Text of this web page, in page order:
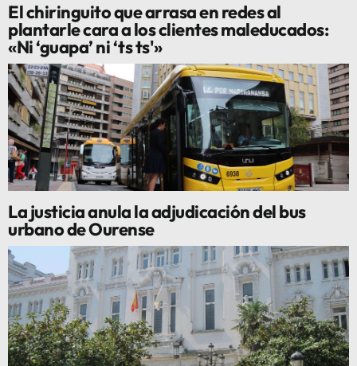
El chiringuito que arrasa en redes al
plantarle cara a los clientes maleducados:
«Ni ‘guapa’ ni ‘ts ts'»
La justicia anula la adjudicación del bus
urbano de Ourense